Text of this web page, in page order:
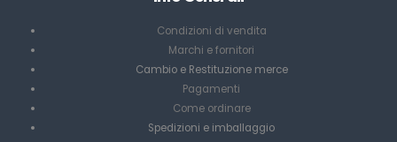
Condizioni di vendita
Marchi e fornitori
Cambio e Restituzione merce
Pagamenti
Come ordinare
Spedizioni e imballaggio